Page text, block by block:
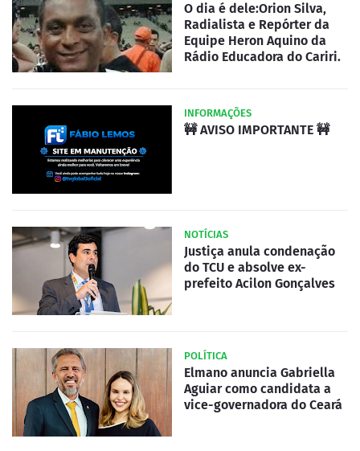
O dia é dele:Orion Silva,
Radialista e Repórter da
Equipe Heron Aquino da
Rádio Educadora do Cariri.
INFORMAÇÕES
🚧 AVISO IMPORTANTE 🚧
NOTÍCIAS
Justiça anula condenação
do TCU e absolve ex-
prefeito Acilon Gonçalves
POLÍTICA
Elmano anuncia Gabriella
Aguiar como candidata a
vice-governadora do Ceará